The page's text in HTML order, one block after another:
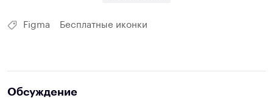
Figma Бесплатные иконки
Обсуждение